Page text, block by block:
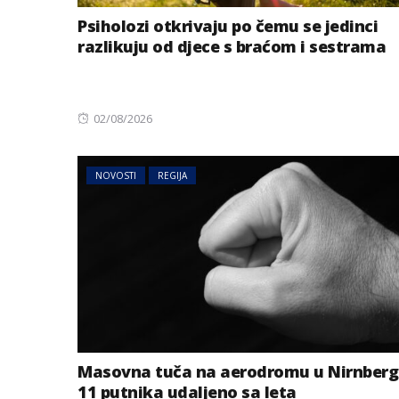
Psiholozi otkrivaju po čemu se jedinci
razlikuju od djece s braćom i sestrama
Posted
02/08/2026
NOVOSTI REGIJA
Masovna tuča na aerodromu u
11 putnika udaljeno sa leta
BIZNIS
Energetski
niskog